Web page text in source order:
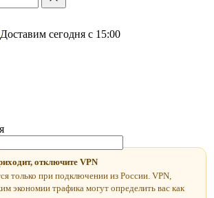
Доставим сегодня c 15:00
отключите VPN
только при подключении из России. VPN,
экономии трафика могут определить вас как